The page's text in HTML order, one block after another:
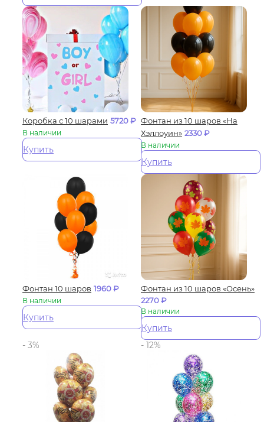
Коробка с 10 шарами 5720₽
В наличии
Купить
Фонтан из 10 шаров «На
Хэллоуин» 2330₽
В наличии
Купить
Фонтан 10 шаров 1960₽
В наличии
Купить
Фонтан из 10 шаров «Осень»
2270₽
В наличии
Купить
- 3%
- 12%